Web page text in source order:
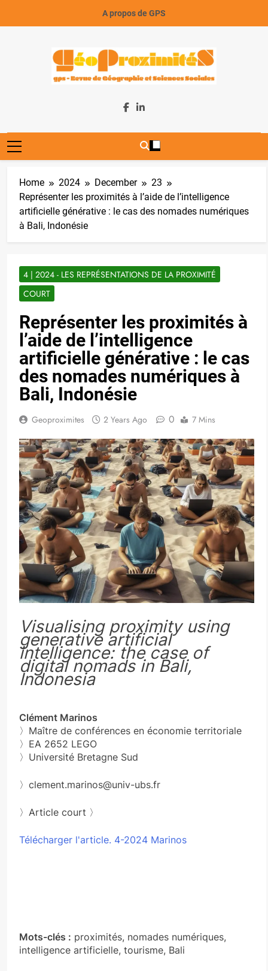
A propos de GPS
GeoProximiteS
Home 2024 December
23
Représenter les proximités à l’aide de l’intelligence
artificielle générative : le cas des nomades numériques
à Bali, Indonésie
4 | 2024 - LES REPRÉSENTATIONS DE LA PROXIMITÉ
COURT
Représenter les proximités à
l’aide de l’intelligence
artificielle générative : le cas
des nomades numériques à
Bali, Indonésie
Geoproximites 2 Years Ago 0 7 Mins
Visualising proximity using
generative artificial
intelligence: the case of
digital nomads in Bali,
Indonesia
Clément Marinos
〉Maître de conférences en économie territoriale
〉EA 2652 LEGO
〉Université Bretagne Sud
〉clement.marinos@univ-ubs.fr
〉Article court 〉
Télécharger l'article. 4-2024 Marinos
Mots-clés : proximités, nomades numériques,
intelligence artificielle, tourisme, Bali